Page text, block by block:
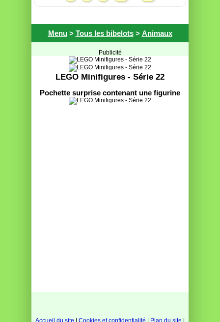
Menu> Tous les bibelots> Animaux
Publicité
LEGO Minifigures - Série 22
Pochette surprise contenant une figurine
Accueil du site Cookies et confidentialité Plan du site